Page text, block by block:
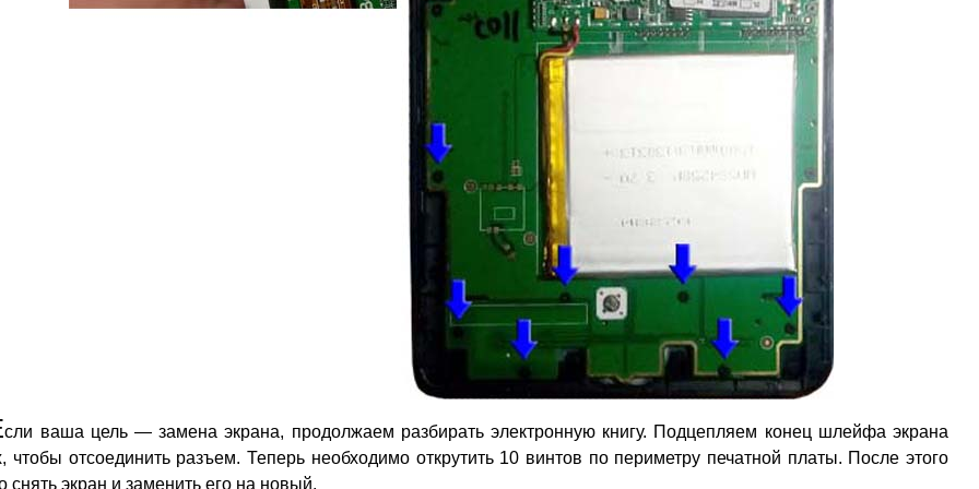
сли ваша цель — замена экрана, продолжаем разбирать электронную книгу. Подцепляем конец шлейфа экрана
чтобы отсоединить разъем. Теперь необходимо открутить 10 винтов по периметру печатной платы. После этого
снять экран и заменить его на новый.